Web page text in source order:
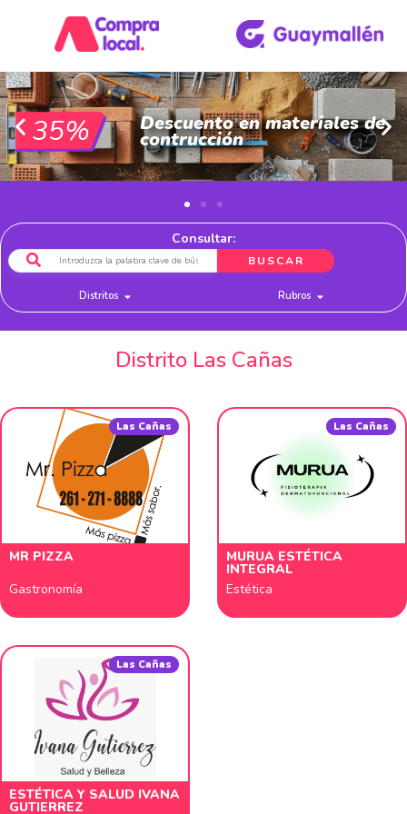
35% Descuento en materiales de
contrucción
Consultar:
BUSCAR
Distritos Rubros
Distrito Las Cañas
Las Cañas
MR PIZZA
Gastronomía
Las Cañas
MURUA ESTÉTICA
INTEGRAL
Estética
Las Cañas
ESTÉTICA Y SALUD IVANA
GUTIERREZ